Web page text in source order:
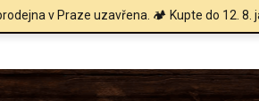
v Praze uzavřena. 🏕️ Kupte do 12.